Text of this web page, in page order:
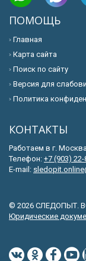
ПОМОЩЬ
Главная
Карта сайта
Поиск по сайту
Версия для
Политика
КОНТАКТЫ
Работаем в г.
Телефон: +7 (903)
E-mail:
© 2026 СЛЕДОПЫТ.
Юридические